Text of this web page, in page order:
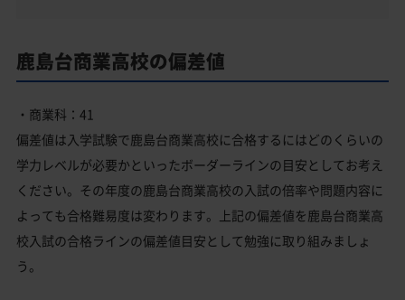
鹿島台商業高校の偏差値
・商業科：41
偏差値は入学試験で鹿島台商業高校に合格するにはどのくらいの
学力レベルが必要かといったボーダーラインの目安としてお考え
ください。その年度の鹿島台商業高校の入試の倍率や問題内容に
よっても合格難易度は変わります。上記の偏差値を鹿島台商業高
校入試の合格ラインの偏差値目安として勉強に取り組みましょ
う。